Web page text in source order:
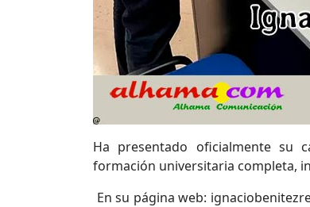
Ha presentado oficialmente su
formación universitaria completa,
En su página web: